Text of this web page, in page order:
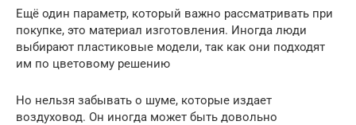
Ещё один параметр, который важно рассматривать при
покупке, это материал изготовления. Иногда люди
выбирают пластиковые модели, так как они подходят
им по цветовому решению
Но нельзя забывать о шуме, которые издает
воздуховод. Он иногда может быть довольно